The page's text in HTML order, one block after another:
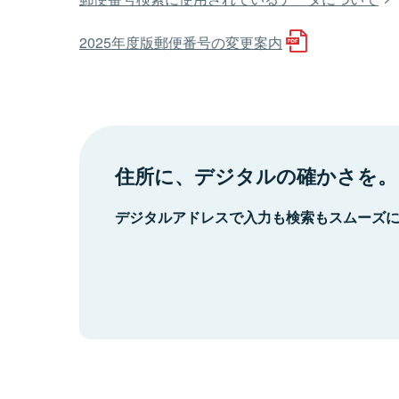
2025年度版郵便番号の変更案内
住所に、デジタルの確かさを。
デジタルアドレスで入力も検索もスムーズ